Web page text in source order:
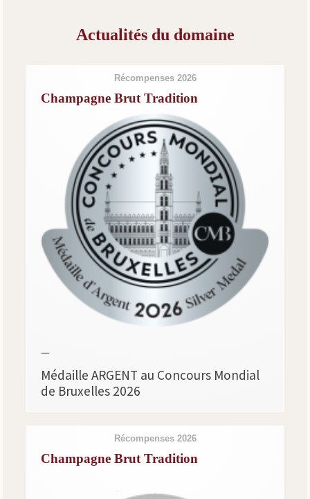
Actualités du domaine
Récompenses 2026
Champagne Brut Tradition
—
Médaille ARGENT au Concours Mondial
de Bruxelles 2026
Récompenses 2026
Champagne Brut Tradition